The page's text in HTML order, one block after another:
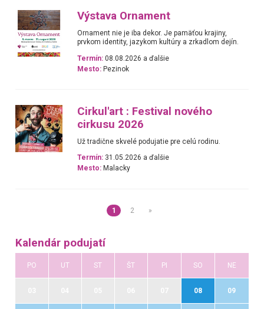
Výstava Ornament
Ornament nie je iba dekor. Je pamäťou krajiny,
prvkom identity, jazykom kultúry a zrkadlom dejín.
Termín: 08.08.2026 a ďalšie
Mesto: Pezinok
Cirkul'art : Festival nového
cirkusu 2026
Už tradične skvelé podujatie pre celú rodinu.
Termín: 31.05.2026 a ďalšie
Mesto: Malacky
1 2 »
Kalendár podujatí
PO UT ST ŠT PI SO NE
08 09